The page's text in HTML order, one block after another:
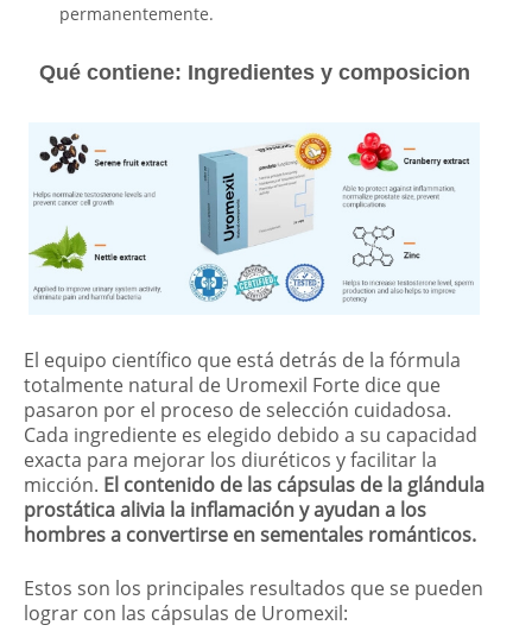
permanentemente.
Qué contiene: Ingredientes y composicion
El equipo científico que está detrás de la fórmula
totalmente natural de Uromexil Forte dice que
pasaron por el proceso de selección cuidadosa.
Cada ingrediente es elegido debido a su capacidad
exacta para mejorar los diuréticos y facilitar la
micción. El contenido de las cápsulas de la glándula
prostática alivia la inflamación y ayudan a los
hombres a convertirse en sementales románticos.
Estos son los principales resultados que se pueden
lograr con las cápsulas de Uromexil: